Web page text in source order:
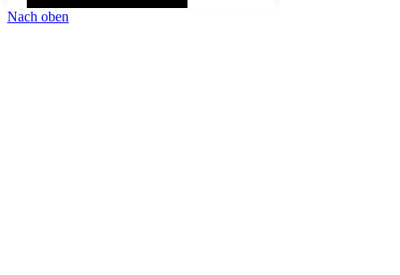
Nach oben